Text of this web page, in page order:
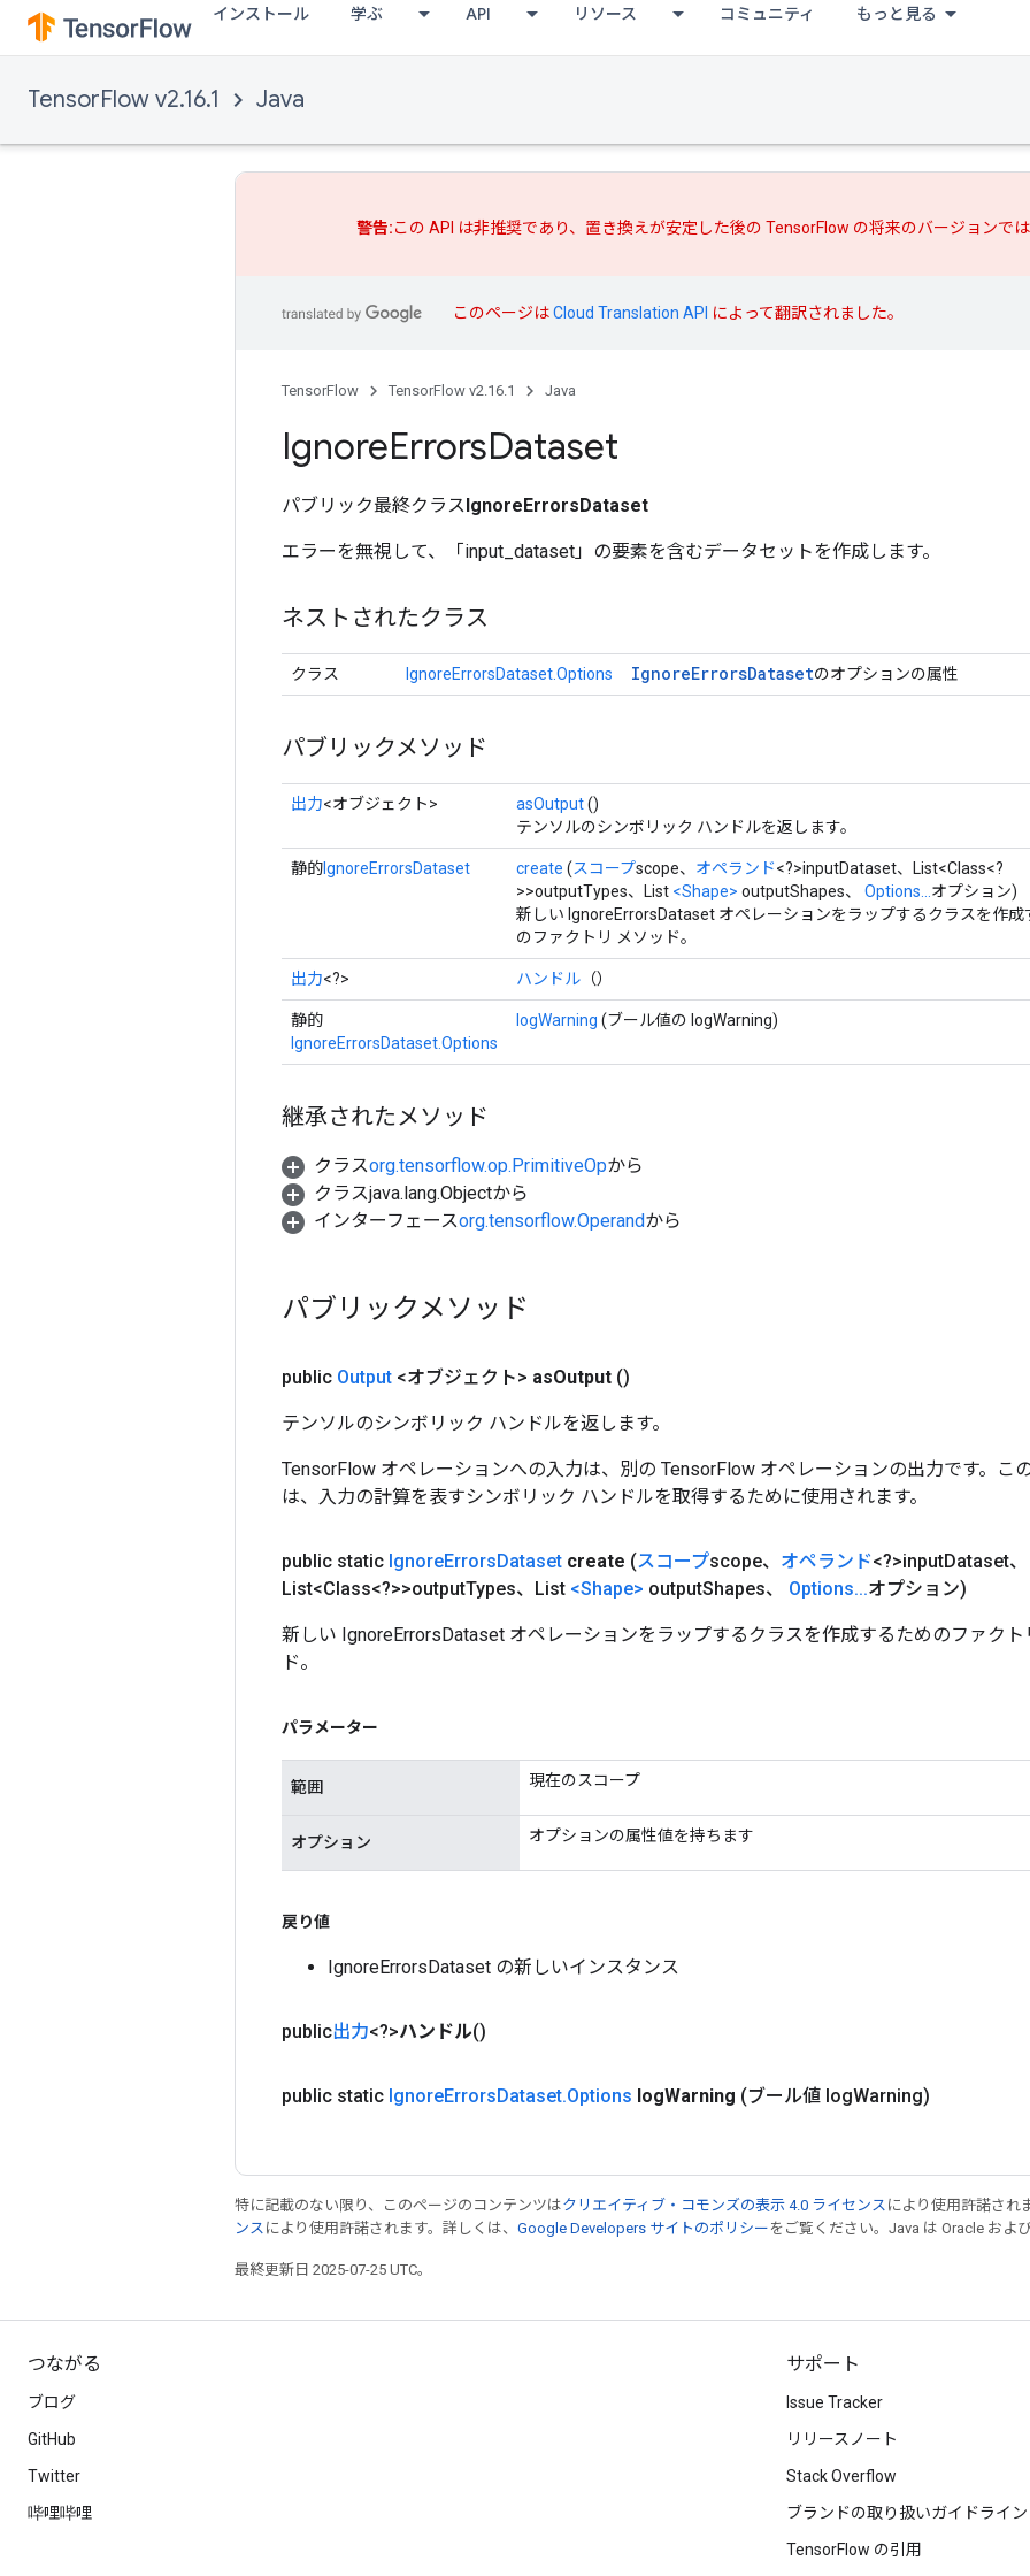
インストール 学ぶ API リソース コミュニティ もっと見る
TensorFlow v2.16.1 Java
警告:この API は非推奨であり、 置き換えが安定した後の TensorFlow の将来のバージョンでは
このページはCloud Translation API によって翻訳されました。
TensorFlow TensorFlow v2.16.1 Java
IgnoreErrorsDataset
パブリック最終クラスIgnoreErrorsDataset
エラーを無視して、「input_dataset」の要素を含むデータセットを作成します。
ネストされたクラス
クラス IgnoreErrorsDataset.Options IgnoreErrorsDatasetのオプションの属性
パブリックメソッド
出力<オブジェクト> asOutput()
テンソルのシンボリック ハンドルを返します。
静的IgnoreErrorsDataset create (スコープscope、 オペランド<?>inputDataset、List<Class<?
>>outputTypes、List <Shape> outputShapes、 Options... オプション)
新しい IgnoreErrorsDataset オペレーションをラップするクラスを作成
のファクトリ メソッド。
出力<?> ハンドル （）
静的
IgnoreErrorsDataset.Options
logWarning (ブール値の logWarning)
継承されたメソッド
クラスorg.tensorflow.op.PrimitiveOpから
クラスjava.lang.Objectから
インターフェースorg.tensorflow.Operandから
パブリックメソッド
public Output <オブジェクト> asOutput ()
テンソルのシンボリック ハンドルを返します。
TensorFlow オペレーションへの入力は、別の TensorFlow オペレーションの出力です。こ
は、入力の計算を表すシンボリック ハンドルを取得するために使用されます。
public static IgnoreErrorsDataset create (スコープscope、 オペランド<?>inputDataset、
List<Class<?>>outputTypes、List <Shape> outputShapes、 Options...オプション)
新しい IgnoreErrorsDataset オペレーションをラップするクラスを作成するためのファクト
ド。
パラメーター
範囲 現在のスコープ
オプション オプションの属性値を持ちます
戻り値
IgnoreErrorsDataset の新しいインスタンス
public出力<?>ハンドル()
public static IgnoreErrorsDataset.Options logWarning (ブール値 logWarning)
特に記載のない限り、このページのコンテンツはクリエイティブ・コモンズの表示 4.0 ライセンス により使用許諾され
ンス により使用許諾されます。詳しくは、 Google Developers サイトのポリシー をご覧ください。Java は Oracle およ
最終更新日 2025-07-25 UTC。
つながる
ブログ
GitHub
Twitter
哔哩哔哩
サポート
Issue Tracker
リリースノート
Stack Overflow
ブランドの取り扱いガイドライン
TensorFlow の引用